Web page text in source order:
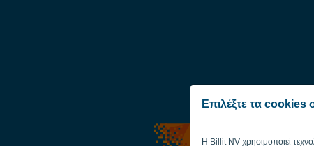
Επιλέξτε τα cookies
Η Billit NV χρησιμοποιεί